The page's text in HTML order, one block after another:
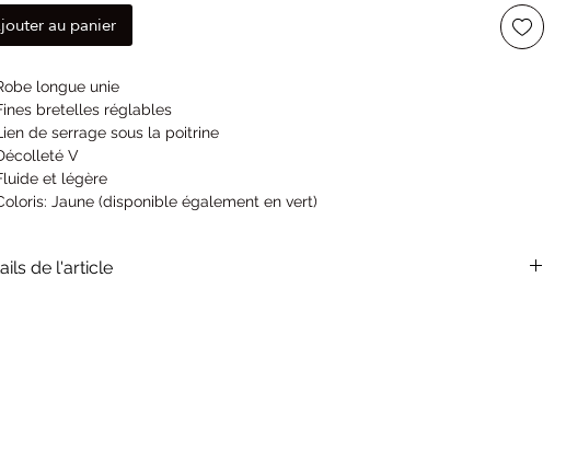
au panier
longue unie
bretelles réglables
de serrage sous la poitrine
V
et légère
Jaune (disponible également en vert)
mesure 1m69 et porte la taille S/M
de l'article